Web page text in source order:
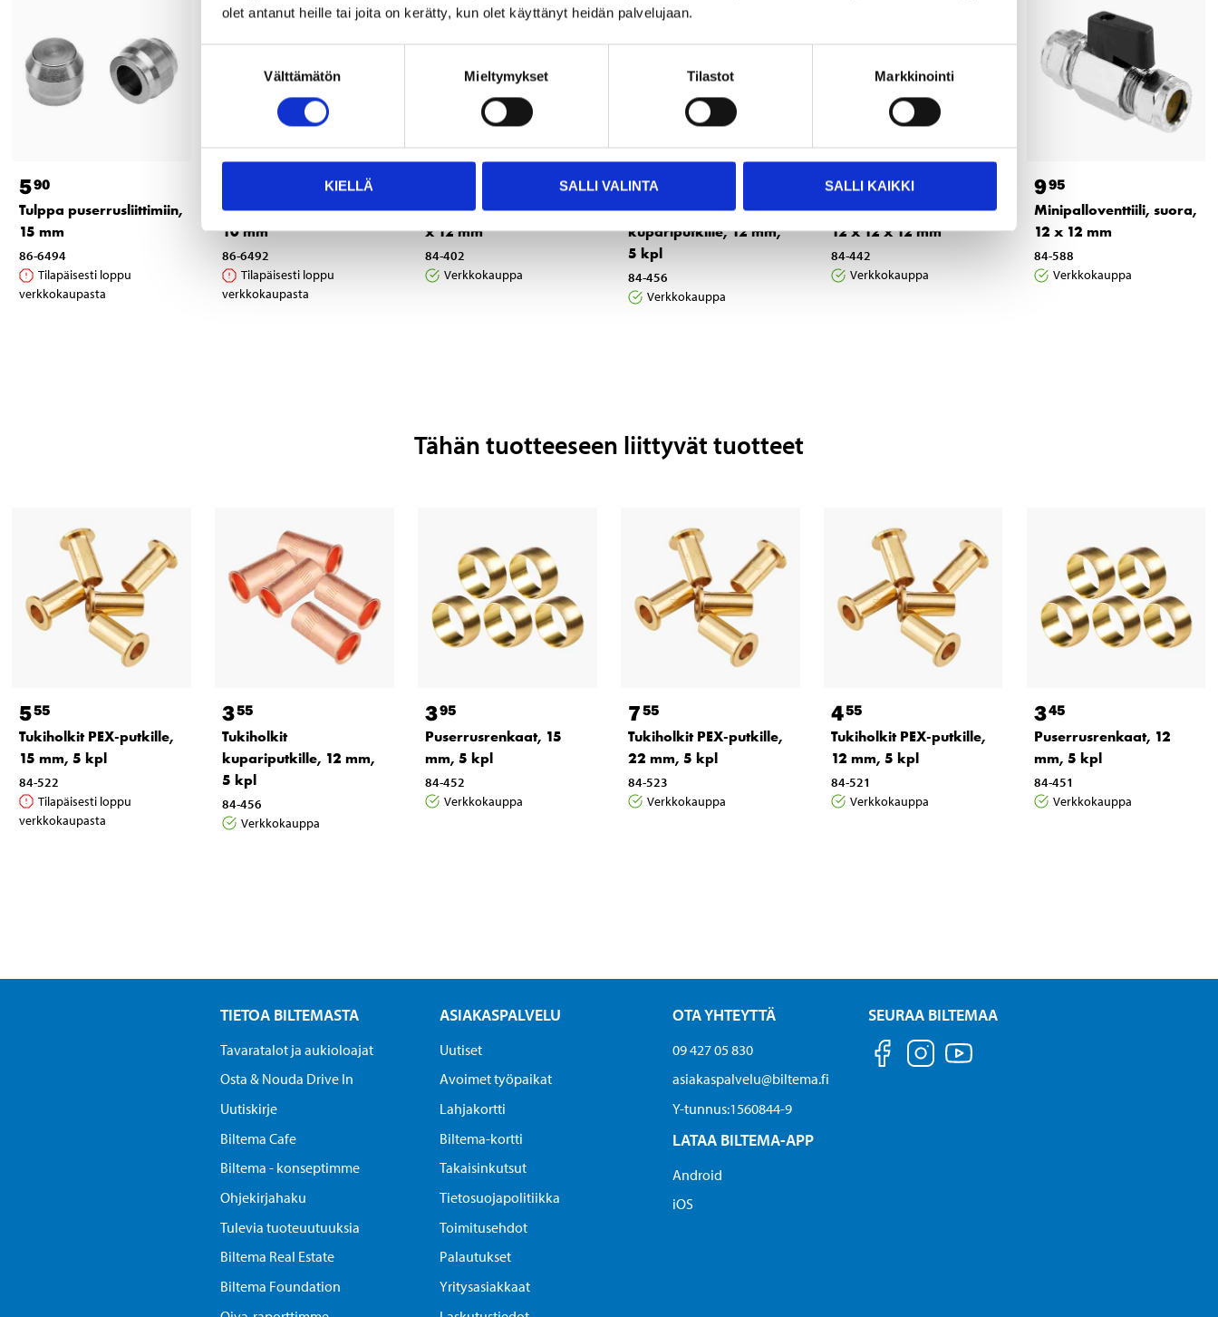
olet antanut heille tai joita on kerätty, kun olet käyttänyt heidän palvelujaan.
Välttämätön Mieltymykset Tilastot Markkinointi
KIELLÄ SALLI VALINTA SALLI KAIKKI
590
Tulppa puserrusliittimiin,
15 mm
86-6494
Tilapäisesti loppu
verkkokaupasta
Tulppa puserrusliittimiin,
10 mm
86-6492
Tilapäisesti loppu
verkkokaupasta
Puserrusliitin, suora 12
x 12 mm
84-402
Verkkokauppa
355
Tukiholkit
kupariputkille, 12 mm,
5 kpl
84-456
Verkkokauppa
895
Puserrusliitin, T-yhde,
12 x 12 x 12 mm
84-442
Verkkokauppa
995
Minipalloventtiili, suora,
12 x 12 mm
84-588
Verkkokauppa
Tähän tuotteeseen liittyvät tuotteet
555
Tukiholkit PEX-putkille,
15 mm, 5 kpl
84-522
Tilapäisesti loppu
verkkokaupasta
355
Tukiholkit
kupariputkille, 12 mm,
5 kpl
84-456
Verkkokauppa
395
Puserrusrenkaat, 15
mm, 5 kpl
84-452
Verkkokauppa
755
Tukiholkit PEX-putkille,
22 mm, 5 kpl
84-523
Verkkokauppa
455
Tukiholkit PEX-putkille,
12 mm, 5 kpl
84-521
Verkkokauppa
345
Puserrusrenkaat, 12
mm, 5 kpl
84-451
Verkkokauppa
TIETOA BILTEMASTA
Tavaratalot ja aukioloajat
Osta & Nouda Drive In
Uutiskirje
Biltema Cafe
Biltema - konseptimme
Ohjekirjahaku
Tulevia tuoteuutuuksia
Biltema Real Estate
Biltema Foundation
ASIAKASPALVELU
Uutiset
Avoimet työpaikat
Lahjakortti
Biltema-kortti
Takaisinkutsut
Tietosuojapolitiikka
Toimitusehdot
Palautukset
Yritysasiakkaat
OTA YHTEYTTÄ
09 427 05 830
asiakaspalvelu@biltema.fi
Y-tunnus:1560844-9
LATAA BILTEMA-APP
Android
iOS
SEURAA BILTEMAA